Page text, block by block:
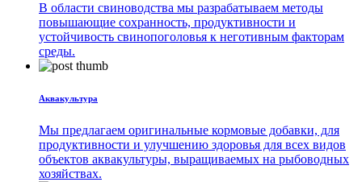
В области свиноводства мы разрабатываем методы
повышающие сохранность, продуктивности и
устойчивость свинопоголовья к неготивным факторам
среды.
Аквакультура
Мы предлагаем оригинальные кормовые добавки, для
продуктивности и улучшению здоровья для всех видов
объектов аквакультуры, выращиваемых на рыбоводных
хозяйствах.